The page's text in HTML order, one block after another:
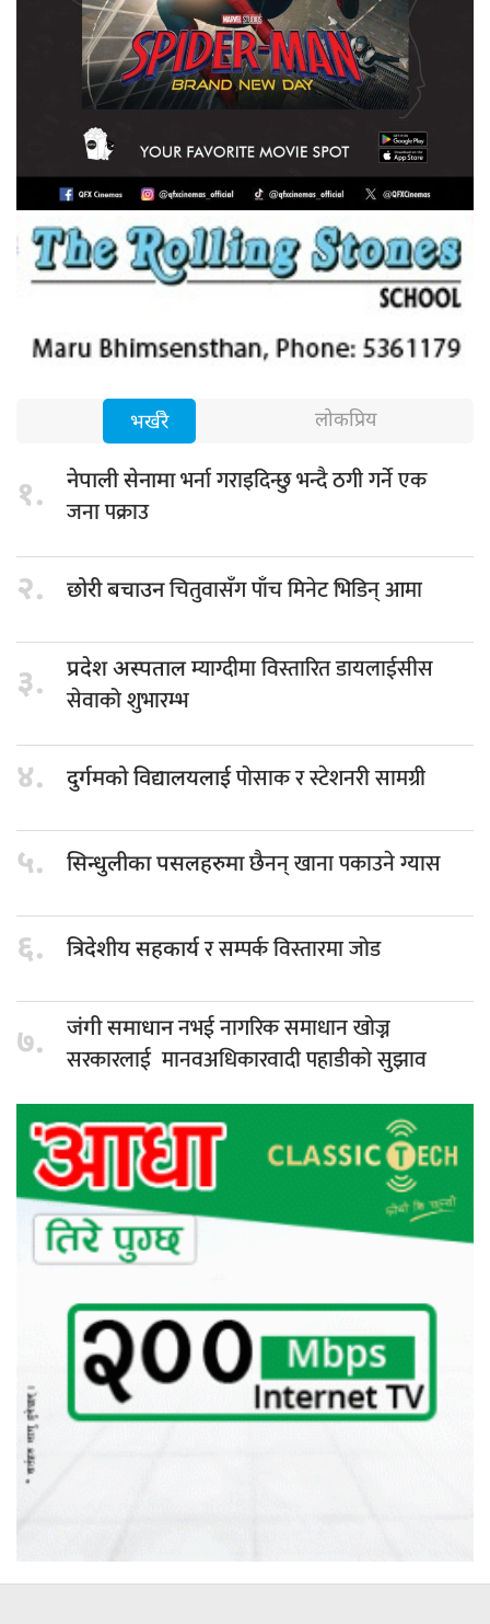
भर्खरै लोकप्रिय
१. नेपाली सेनामाभर्ना गराइदिन्छु भन्दै ठगी गर्ने एक
जना पक्राउ
२. छोरी बचाउनचितुवासँग पाँच मिनेट भिडिन् आमा
३. प्रदेश अस्पतालम्याग्दीमा विस्तारित डायलाईसीस
सेवाको शुभारम्भ
४. दुर्गमको विद्यालयलाईपोसाक र स्टेशनरी सामग्री
५. सिन्धुलीका पसलहरुमाछैनन् खाना पकाउने ग्यास
६. त्रिदेशीय सहकार्यर सम्पर्क विस्तारमा जोड
७. जंगी समाधाननभई नागरिक समाधान खोज्न
सरकारलाई मानवअधिकारवादी पहाडीको सुझाव